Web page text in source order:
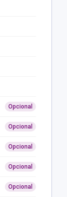
Opcional
Opcional
Opcional
Opcional
Opcional